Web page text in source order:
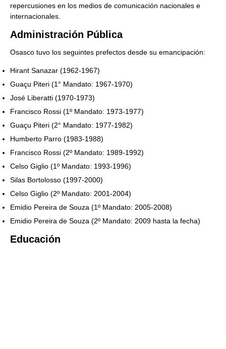
repercusiones en los medios de comunicación nacionales e
internacionales.
Administración Pública
Osasco tuvo los seguintes prefectos desde su emancipación:
Hirant Sanazar (1962-1967)
Guaçu Piteri (1° Mandato: 1967-1970)
José Liberatti (1970-1973)
Francisco Rossi (1º Mandato: 1973-1977)
Guaçu Piteri (2° Mandato: 1977-1982)
Humberto Parro (1983-1988)
Francisco Rossi (2º Mandato: 1989-1992)
Celso Giglio (1º Mandato: 1993-1996)
Silas Bortolosso (1997-2000)
Celso Giglio (2º Mandato: 2001-2004)
Emidio Pereira de Souza (1º Mandato: 2005-2008)
Emidio Pereira de Souza (2º Mandato: 2009 hasta la fecha)
Educación